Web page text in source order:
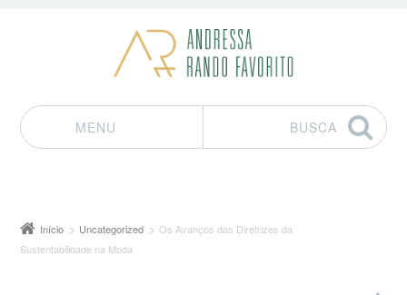
MENU
BUSCA
Início Uncategorized
Os Avanços das Diretrizes da
Sustentabilidade na Moda